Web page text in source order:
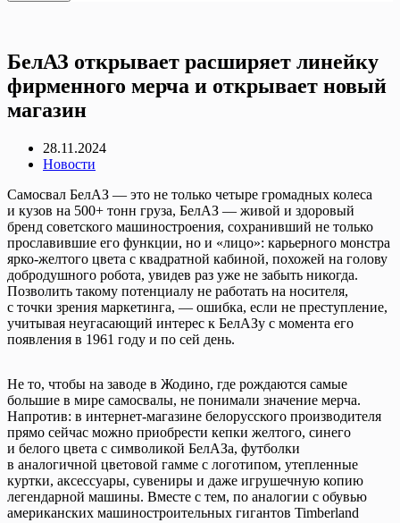
БелАЗ открывает расширяет линейку
фирменного мерча и открывает новый
магазин
28.11.2024
Новости
Самосвал БелАЗ — это не только четыре громадных колеса
и кузов на 500+ тонн груза, БелАЗ — живой и здоровый
бренд советского машиностроения, сохранивший не только
прославившие его функции, но и «лицо»: карьерного монстра
ярко-желтого цвета с квадратной кабиной, похожей на голову
добродушного робота, увидев раз уже не забыть никогда.
Позволить такому потенциалу не работать на носителя,
с точки зрения маркетинга, — ошибка, если не преступление,
учитывая неугасающий интерес к БелАЗу с момента его
появления в 1961 году и по сей день.
Не то, чтобы на заводе в Жодино, где рождаются самые
большие в мире самосвалы, не понимали значение мерча.
Напротив: в интернет-магазине белорусского производителя
прямо сейчас можно приобрести кепки желтого, синего
и белого цвета с символикой БелАЗа, футболки
в аналогичной цветовой гамме с логотипом, утепленные
куртки, аксессуары, сувениры и даже игрушечную копию
легендарной машины. Вместе с тем, по аналогии с обувью
американских машиностроительных гигантов Timberland